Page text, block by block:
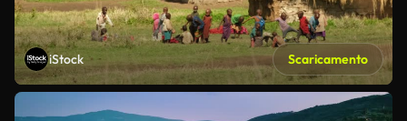
iStock Scaricamento